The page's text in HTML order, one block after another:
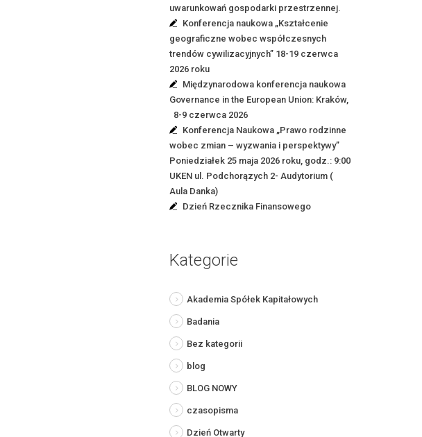
uwarunkowań gospodarki przestrzennej.
Konferencja naukowa „Kształcenie
geograficzne wobec współczesnych
trendów cywilizacyjnych” 18-19 czerwca
2026 roku
Międzynarodowa konferencja naukowa
Governance in the European Union: Kraków,
8-9 czerwca 2026
Konferencja Naukowa „Prawo rodzinne
wobec zmian – wyzwania i perspektywy”
Poniedziałek 25 maja 2026 roku, godz.: 9:00
UKEN ul. Podchorązych 2- Audytorium (
Aula Danka)
Dzień Rzecznika Finansowego
Kategorie
Akademia Spółek Kapitałowych
Badania
Bez kategorii
blog
BLOG NOWY
czasopisma
Dzień Otwarty